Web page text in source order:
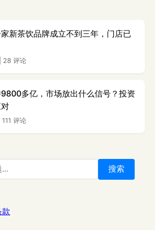
新茶饮品牌成立不到三年，门店已
28 评论
多亿，市场放出什么信号？投资
111 评论
搜索